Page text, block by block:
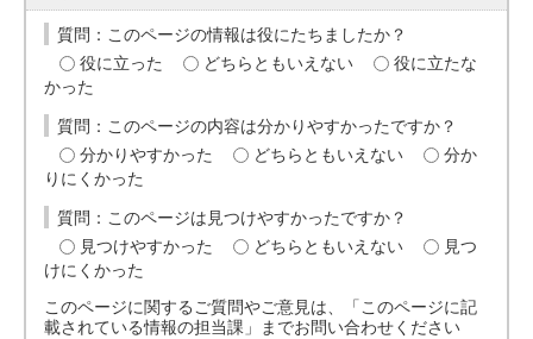
質問：このページの情報は役にたちましたか？
役に立った
どちらともいえない
役に立たな
かった
質問：このページの内容は分かりやすかったですか？
分かりやすかった
どちらともいえない
分か
りにくかった
質問：このページは見つけやすかったですか？
見つけやすかった
どちらともいえない
見つ
けにくかった
このページに関するご質問やご意見は、「このページに記
載されている情報の担当課」までお問い合わせください